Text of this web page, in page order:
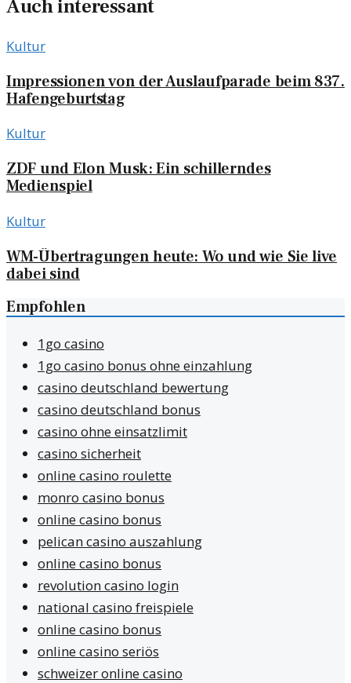
Auch interessant
Kultur
Impressionen von der Auslaufparade beim 837.
Hafengeburtstag
Kultur
ZDF und Elon Musk: Ein schillerndes
Medienspiel
Kultur
WM-Übertragungen heute: Wo und wie Sie live
dabei sind
Empfohlen
1go casino
1go casino bonus ohne einzahlung
casino deutschland bewertung
casino deutschland bonus
casino ohne einsatzlimit
casino sicherheit
online casino roulette
monro casino bonus
online casino bonus
pelican casino auszahlung
online casino bonus
revolution casino login
national casino freispiele
online casino bonus
online casino seriös
schweizer online casino